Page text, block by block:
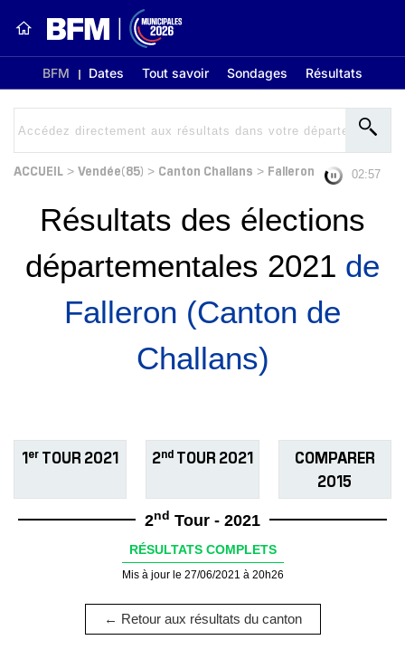
BFM Dates Tout savoir Sondages Résultats
ACCUEIL > Vendée(85) > Canton Challans > Falleron 02:56
Résultats des élections
départementales 2021 de
Falleron (Canton de
Challans)
1er TOUR 2021 2ndTOUR 2021
COMPARER
2015
2nd Tour - 2021
RÉSULTATS COMPLETS
Mis à jour le 27/06/2021 à 20h26
← Retour aux résultats du canton